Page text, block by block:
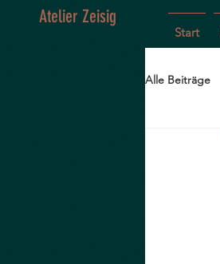
Atelier Zeisig
Start
Alle Beiträge